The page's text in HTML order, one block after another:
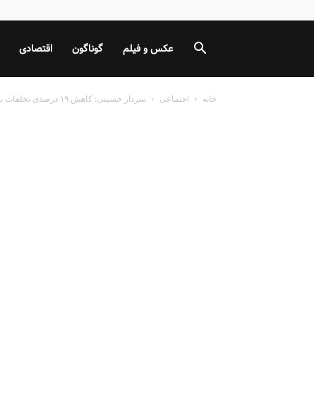
اقتصادی گوناگون عکس و فیلم
خانه اجتماعی سردار حسینی: کاهش ۱۹ درصدی تخلفات با اجرای جرایم جدید رانندگی